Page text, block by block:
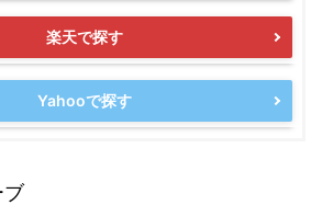
楽天で探す
Yahooで探す
ブ